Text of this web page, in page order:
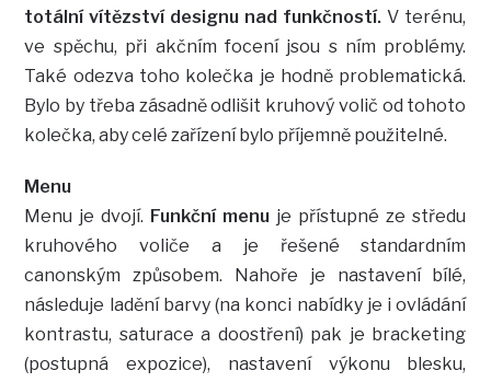
totální vítězství designu nad funkčností. V terénu,
ve spěchu, při akčním focení jsou s ním problémy.
Také odezva toho kolečka je hodně problematická.
Bylo by třeba zásadně odlišit kruhový volič od tohoto
kolečka, aby celé zařízení bylo příjemně použitelné.
Menu
Menu je dvojí. Funkční menu je přístupné ze středu
kruhového voliče a je řešené standardním
canonským způsobem. Nahoře je nastavení bílé,
následuje ladění barvy (na konci nabídky je i ovládání
kontrastu, saturace a doostření) pak je bracketing
(postupná expozice), nastavení výkonu blesku,